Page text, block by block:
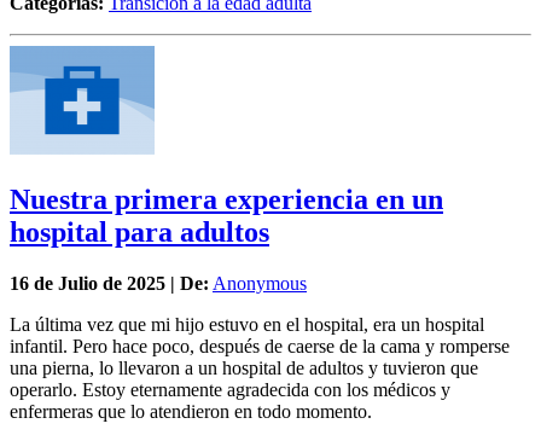
Nuestra primera experiencia en un
hospital para adultos
16 de Julio de 2025 | De: Anonymous
La última vez que mi hijo estuvo en el hospital, era un hospital
infantil. Pero hace poco, después de caerse de la cama y romperse
una pierna, lo llevaron a un hospital de adultos y tuvieron que
operarlo. Estoy eternamente agradecida con los médicos y
enfermeras que lo atendieron en todo momento.